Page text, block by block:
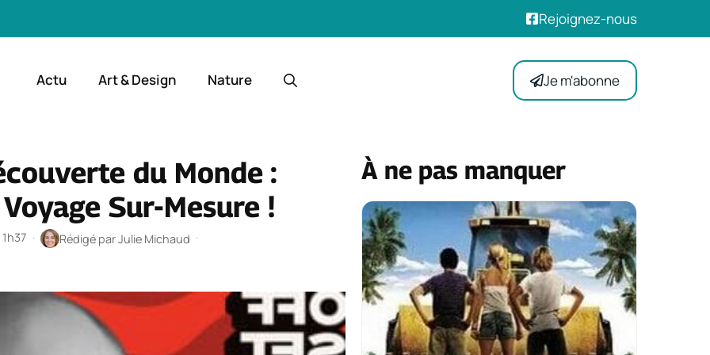
Rejoignez-nous
Actu Art & Design Nature Je m'abonne
du Monde :
Sur-Mesure !
· Rédigé parJulie Michaud ·
À ne pas manquer